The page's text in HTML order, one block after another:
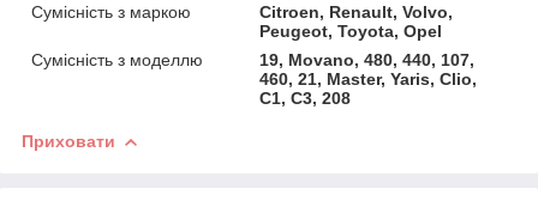
Сумісність з маркою
Citroen, Renault, Volvo,
Peugeot, Toyota, Opel
Сумісність з моделлю
19, Movano, 480, 440, 107,
460, 21, Master, Yaris, Clio,
C1, C3, 208
Приховати